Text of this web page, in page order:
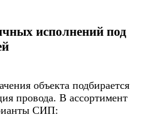
исполнений под
объекта подбирается
провода. В ассортимент
СИП: